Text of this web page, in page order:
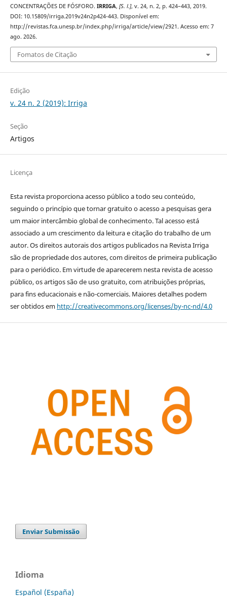
CONCENTRAÇÕES DE FÓSFORO. IRRIGA, [S. l.], v. 24, n. 2, p. 424–443, 2019.
DOI: 10.15809/irriga.2019v24n2p424-443. Disponível em:
http://revistas.fca.unesp.br/index.php/irriga/article/view/2921. Acesso em: 7
ago. 2026.
Fomatos de Citação
Edição
v. 24 n. 2 (2019): Irriga
Seção
Artigos
Licença
Esta revista proporciona acesso público a todo seu conteúdo,
seguindo o princípio que tornar gratuito o acesso a pesquisas gera
um maior intercâmbio global de conhecimento. Tal acesso está
associado a um crescimento da leitura e citação do trabalho de um
autor. Os direitos autorais dos artigos publicados na Revista Irriga
são de propriedade dos autores, com direitos de primeira publicação
para o periódico. Em virtude de aparecerem nesta revista de acesso
público, os artigos são de uso gratuito, com atribuições próprias,
para fins educacionais e não-comerciais. Maiores detalhes podem
ser obtidos em http://creativecommons.org/licenses/by-nc-nd/4.0
Enviar Submissão
Idioma
Español (España)